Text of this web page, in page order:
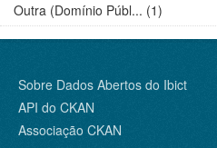
Outra (Domínio Públ... (1)
Sobre Dados Abertos do Ibict
API do CKAN
Associação CKAN